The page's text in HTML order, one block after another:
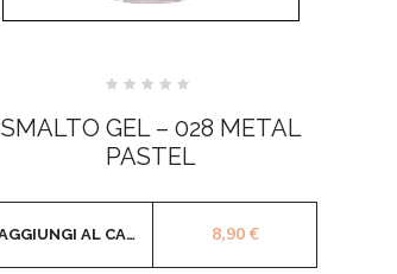
su
5
SMALTO GEL – 028 METAL
PASTEL
8,90€
AGGIUNGI AL CARRELLO